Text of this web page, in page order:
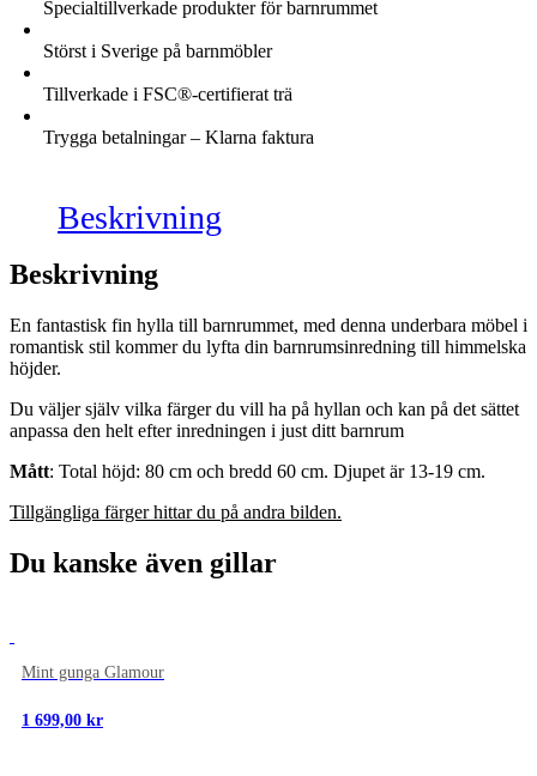
Specialtillverkade produkter för barnrummet
Störst i Sverige på barnmöbler
Tillverkade i FSC®-certifierat trä
Trygga betalningar – Klarna faktura
Beskrivning
Beskrivning
En fantastisk fin hylla till barnrummet, med denna underbara möbel i
romantisk stil kommer du lyfta din barnrumsinredning till himmelska
höjder.
Du väljer själv vilka färger du vill ha på hyllan och kan på det sättet
anpassa den helt efter inredningen i just ditt barnrum
Mått: Total höjd: 80 cm och bredd 60 cm. Djupet är 13-19 cm.
Tillgängliga färger hittar du på andra bilden.
Du kanske även gillar
Mint gunga Glamour
1 699,00 kr